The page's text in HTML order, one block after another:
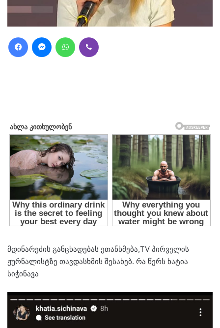
FacebookMessengerWhatsApp
მდინარეძის განცხადებას ეთანხმება,TV პირველის
ჟურნალისტზე თავდასხმის შესახებ. რა წერს ხატია
სიჭინავა